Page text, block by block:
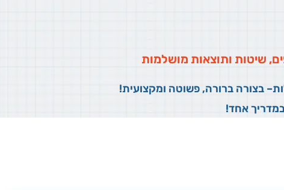
שיטות ותוצאות מושלמות
בצורה ברורה, פשוטה ומקצועית!
אחד!